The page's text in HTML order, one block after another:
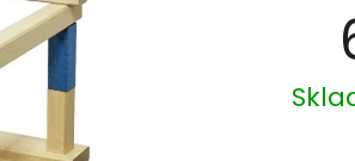
Měrná
cena: